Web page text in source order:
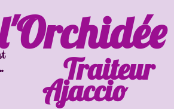
Traiteur
Ajaccio